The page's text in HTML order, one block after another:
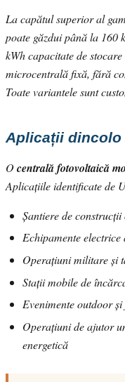
La capătul superior al
poate găzdui până la 160
kWh capacitate de
microcentrală fixă, fără
Toate variantele sunt
Aplicații dincolo
Ocentrală fotovoltaică
Aplicațiile identificate de
Șantiere de
Echipamente
Operațiuni militare și
Stații mobile de
Evenimente outdoor
Operațiuni de ajutor
energetică